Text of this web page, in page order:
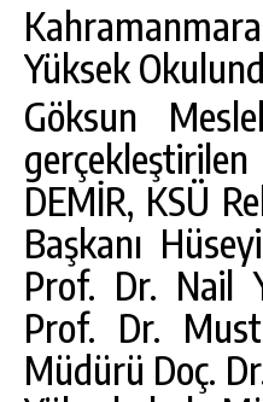
Yüksek
Göksun
DEMİR, KSÜ
Başkanı
Prof. Dr. Nail
Prof. Dr.
Müdürü Doç.